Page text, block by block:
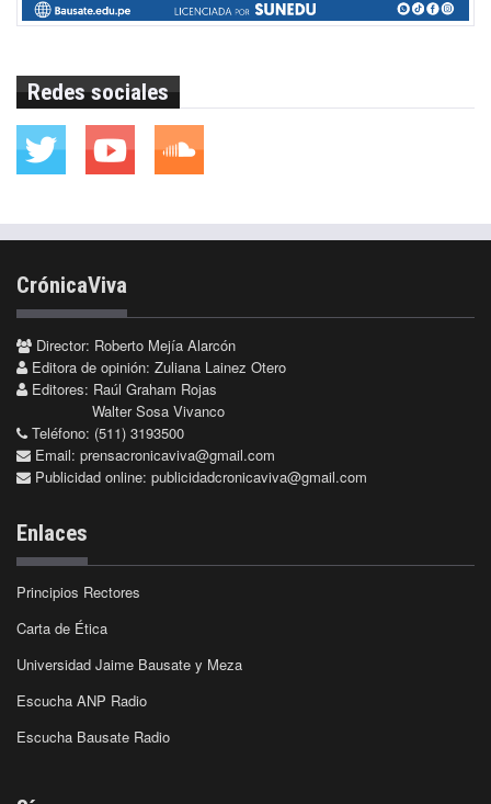
Redes sociales
CrónicaViva
Director: Roberto Mejía Alarcón
Editora de opinión: Zuliana Lainez Otero
Editores: Raúl Graham Rojas
Walter Sosa Vivanco
Teléfono: (511) 3193500
Email: prensacronicaviva@gmail.com
Publicidad online: publicidadcronicaviva@gmail.com
Enlaces
Principios Rectores
Carta de Ética
Universidad Jaime Bausate y Meza
Escucha ANP Radio
Escucha Bausate Radio